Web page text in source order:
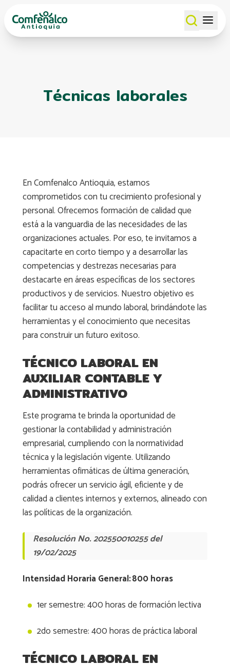
Técnicas laborales
En Comfenalco Antioquia, estamos
comprometidos con tu crecimiento profesional y
personal. Ofrecemos formación de calidad que
está a la vanguardia de las necesidades de las
organizaciones actuales. Por eso, te invitamos a
capacitarte en corto tiempo y a desarrollar las
competencias y destrezas necesarias para
destacarte en áreas específicas de los sectores
productivos y de servicios. Nuestro objetivo es
facilitar tu acceso al mundo laboral, brindándote las
herramientas y el conocimiento que necesitas
para construir un futuro exitoso.
TÉCNICO LABORAL EN
AUXILIAR CONTABLE Y
ADMINISTRATIVO
Este programa te brinda la oportunidad de
gestionar la contabilidad y administración
empresarial, cumpliendo con la normatividad
técnica y la legislación vigente. Utilizando
herramientas ofimáticas de última generación,
podrás ofrecer un servicio ágil, eficiente y de
calidad a clientes internos y externos, alineado con
las políticas de la organización.
Resolución No. 202550010255 del
19/02/2025
Intensidad Horaria General: 800 horas
1er semestre: 400 horas de formación lectiva
2do semestre: 400 horas de práctica laboral
TÉCNICO LABORAL EN